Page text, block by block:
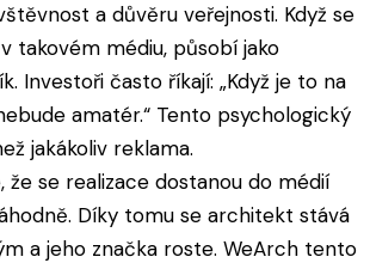
a důvěru veřejnosti. Když se
takovém médiu, působí jako
Investoři často říkají: „Když je to na
amatér.“ Tento psychologický
jakákoliv reklama.
že se realizace dostanou do médií
Díky tomu se architekt stává
a jeho značka roste. WeArch tento